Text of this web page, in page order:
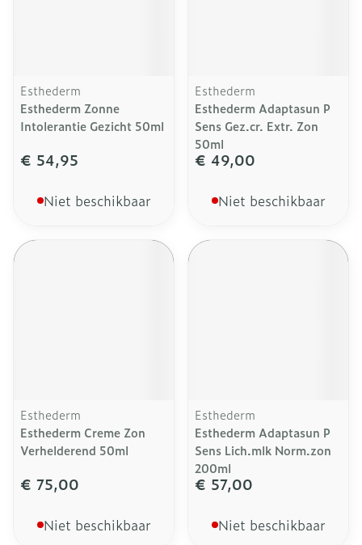
Esthederm
Esthederm Zonne
Intolerantie Gezicht 50ml
€ 54,95
Niet beschikbaar
Esthederm
Esthederm Adaptasun P
Sens Gez.cr. Extr. Zon
50ml
€ 49,00
Niet beschikbaar
Esthederm
Esthederm Creme Zon
Verhelderend 50ml
€ 75,00
Niet beschikbaar
Esthederm
Esthederm Adaptasun P
Sens Lich.mlk Norm.zon
200ml
€ 57,00
Niet beschikbaar